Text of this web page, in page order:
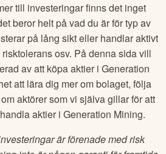
till investeringar finns det inget
beror helt på vad du är för typ av
på lång sikt eller handlar aktivt
osv. På denna sida vill
av att köpa aktier iGeneration
att lära dig mer om bolaget, följa
aktörer som vi själva gillar för att
aktier iGeneration Mining.
är förenade med risk